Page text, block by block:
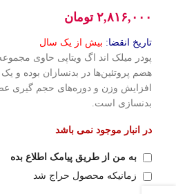
۲,۸۱۶,۰۰۰ تومان
تاریخ انقضا: بیش از یک سال
پودر میلک اند اگ ویتاپی حاوی
هضم پروتئین‌ها در بدنسازان بوده و
افزایش وزن و دوره‌های حجم گیری
بدنسازی است.
در انبار موجود نمی باشد
به من از طریق پیامک اطلاع بده
زمانیکه محصول حراج شد